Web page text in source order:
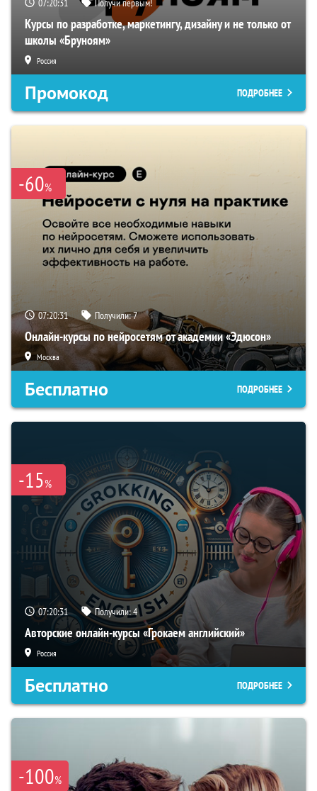
07:20:30 Получи первым!
Курсы по разработке, маркетингу, дизайну и не только от
школы «Бруноям»
Россия
Промокод ПОДРОБНЕЕ
-60%
07:20:30 Получили:7
Онлайн-курсы по нейросетям от академии «Эдюсон»
Москва
Бесплатно ПОДРОБНЕЕ
-15%
07:20:30 Получили:4
Авторские онлайн-курсы «Грокаем английский»
Россия
Бесплатно ПОДРОБНЕЕ
-100%